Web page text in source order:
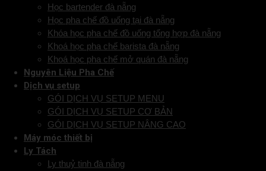
Học bartender đà nẵng
Học pha chế đồ uống tại đà nẵng
Khóa học pha chế đồ uống tổng hợp đà nẵng
Khoá học pha chế barista đà nẵng
Khoá học pha chế mở quán đà nẵng
Nguyên Liệu Pha Chế
Dịch vụ setup
GÓI DỊCH VỤ SETUP MENU
GÓI DỊCH VỤ SETUP CƠ BẢN
GÓI DỊCH VỤ SETUP NÂNG CAO
Máy móc thiết bị
Ly Tách
Ly thuỷ tinh đà nẵng